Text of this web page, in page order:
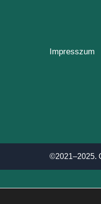
Impresszum
©2021–2025.